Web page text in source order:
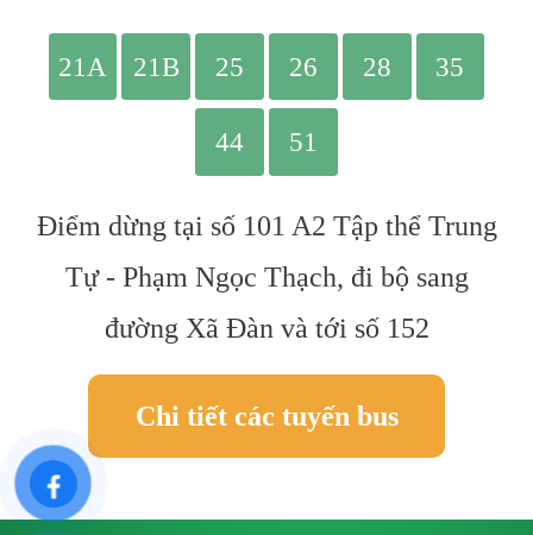
Điểm dừng tại số 101 A2 Tập thể Trung
Tự - Phạm Ngọc Thạch, đi bộ sang
đường Xã Đàn và tới số 152
Chi tiết các tuyến bus